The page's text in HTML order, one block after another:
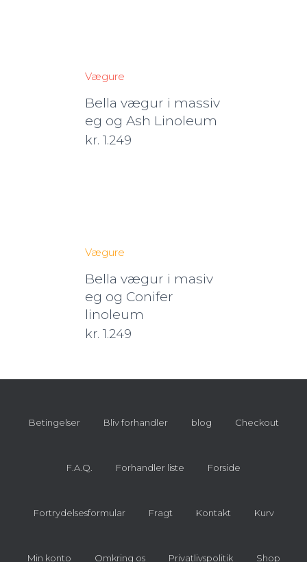
Vægure
Bella vægur i massiv
eg og Ash Linoleum
kr. 1.249
Vægure
Bella vægur i masiv
eg og Conifer
linoleum
kr. 1.249
Betingelser Bliv forhandler blog Checkout
F.A.Q. Forhandler liste Forside
Fortrydelsesformular Fragt Kontakt Kurv
Min konto Omkring os Privatlivspolitik Shop